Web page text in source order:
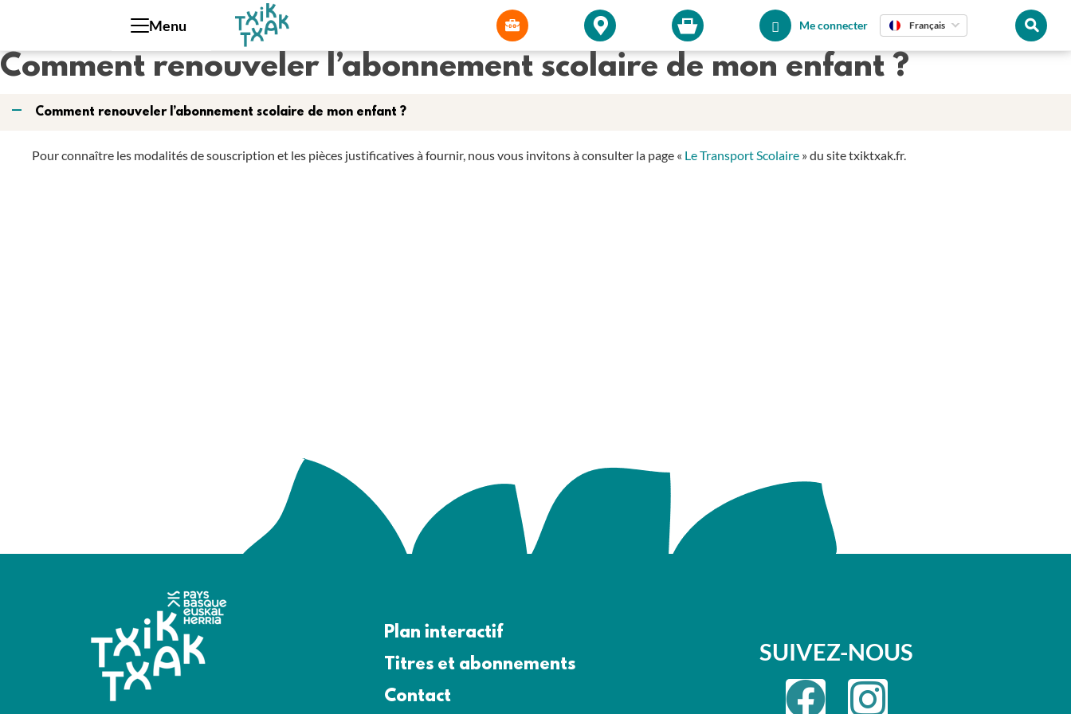
Menu Me connecter Français
Comment renouveler l’abonnement scolaire de mon enfant ?
A Comment renouveler l’abonnement scolaire de mon enfant ?
Pour connaître les modalités de souscription et les pièces justificatives à fournir, nous vous invitons à consulter la page « Le Transport Scolaire » du site txiktxak.fr.
Plan interactif
Titres et abonnements
Contact
SUIVEZ-NOUS